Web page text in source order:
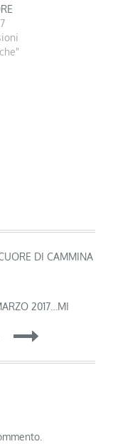
DI CAMMINA
2017…MI